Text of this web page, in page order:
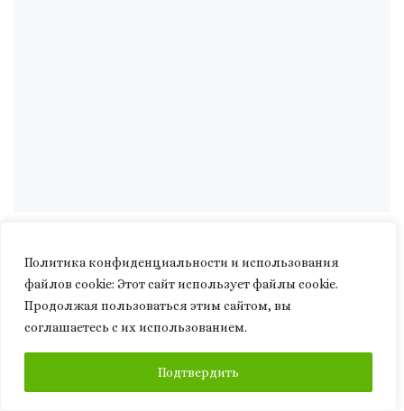
Политика конфиденциальности и использования
файлов сookie: Этот сайт использует файлы cookie.
Продолжая пользоваться этим сайтом, вы
соглашаетесь с их использованием.
Подтвердить
ПЕРЕВЕСТИ